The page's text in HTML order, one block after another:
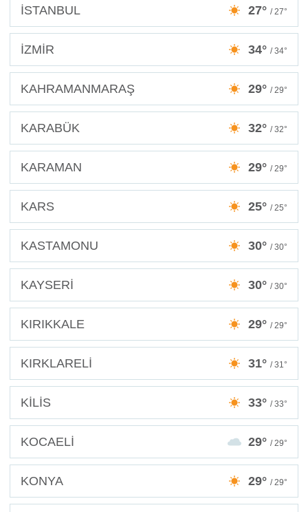
İSTANBUL 27° / 27°
İZMİR 34° / 34°
KAHRAMANMARAŞ 29° / 29°
KARABÜK 32° / 32°
KARAMAN 29° / 29°
KARS 25° / 25°
KASTAMONU 30° / 30°
KAYSERİ 30° / 30°
KIRIKKALE 29° / 29°
KIRKLARELİ 31° / 31°
KİLİS 33° / 33°
KOCAELİ 29° / 29°
KONYA 29° / 29°